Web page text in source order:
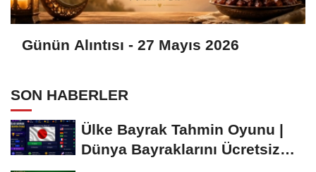
Günün Alıntısı - 27 Mayıs 2026
SON HABERLER
Ülke Bayrak Tahmin Oyunu |
Dünya Bayraklarını Ücretsiz